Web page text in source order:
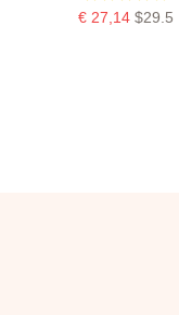
€ 27,14 $29.5